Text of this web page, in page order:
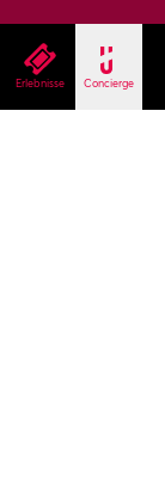
Erlebnisse Concierge